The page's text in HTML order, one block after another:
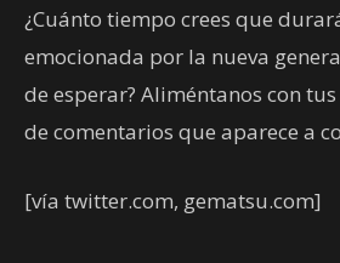
¿Cuánto tiempo crees que
emocionada por la nueva
de esperar? Aliméntanos con
de comentarios que aparece a
[vía twitter.com, gematsu.com]